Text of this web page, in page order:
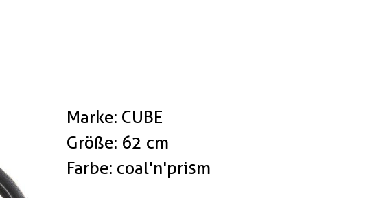
Marke: CUBE
Größe: 62 cm
Farbe: coal'n'prism